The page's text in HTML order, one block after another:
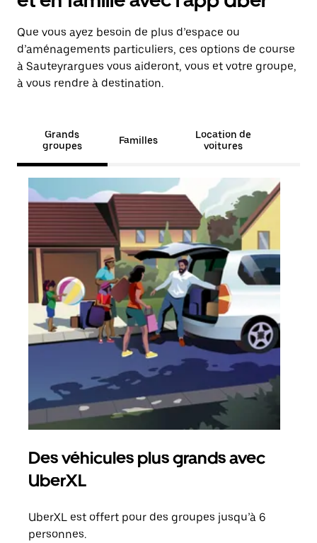
Que vous ayez besoin de plus d’espace ou
d’aménagements particuliers, ces options de course
à Sauteyrargues vous aideront, vous et votre groupe,
à vous rendre à destination.
Grands
groupes
Familles
Location de
voitures
Des véhicules plus grands avec
UberXL
UberXL est offert pour des groupes jusqu’à 6
personnes.